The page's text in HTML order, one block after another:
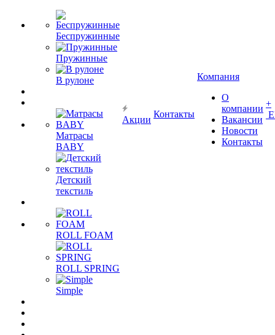
Беспружинные
Пружинные
В рулоне
Матрасы
BABY
Детский
текстиль
ROLL FOAM
ROLL SPRING
Simple
Акции
Контакты
Компания
О
компании
Вакансии
Новости
Контакты
+